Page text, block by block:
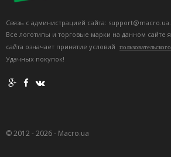
Связь с администрацией сайта: support@macro.ua.
Все логотипы и торговые марки на данном сайте
сайта означает принятие условий
Удачных покупок!
© 2012 - 2026 - Macro.ua